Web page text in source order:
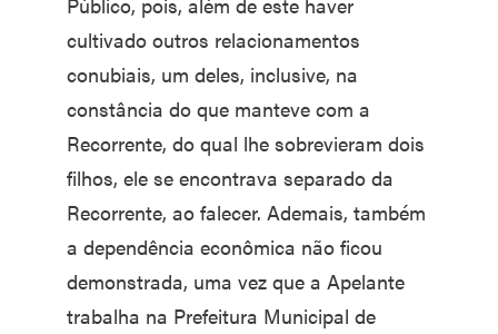
cultivado outros relacionamentos
conubiais, um deles, inclusive, na
constância do que manteve com a
Recorrente, do qual lhe sobrevieram dois
filhos, ele se encontrava separado da
Recorrente, ao falecer. Ademais, também
a dependência econômica não ficou
demonstrada, uma vez que a Apelante
trabalha na Prefeitura Municipal de